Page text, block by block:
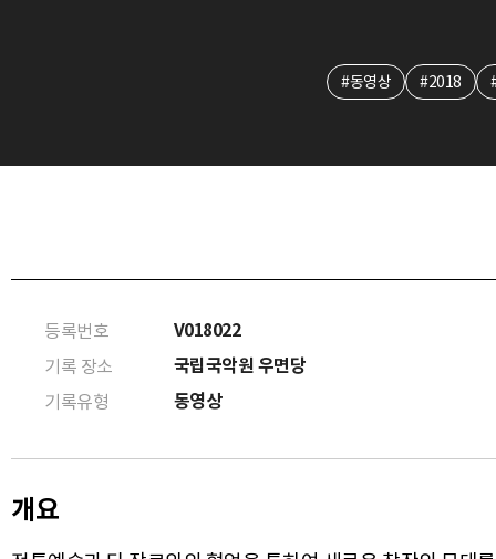
#동영상 #2018
등록번호 V018022
기록 장소 국립국악원 우면당
기록유형 동영상
개요